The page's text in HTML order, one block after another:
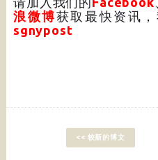
浪微博获取最快资讯，
sgnypost
<< 较新的博文